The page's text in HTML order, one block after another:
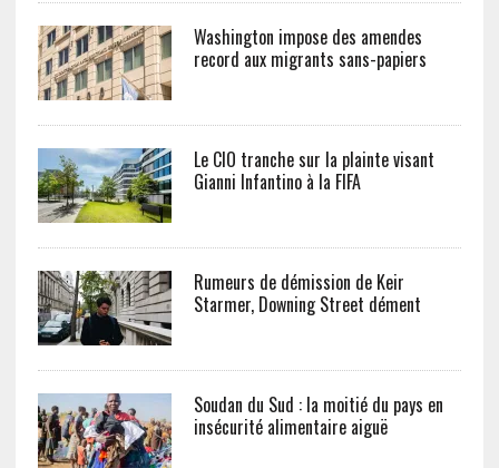
Washington impose des amendes
record aux migrants sans-papiers
Le CIO tranche sur la plainte visant
Gianni Infantino à la FIFA
Rumeurs de démission de Keir
Starmer, Downing Street dément
Soudan du Sud : la moitié du pays en
insécurité alimentaire aiguë